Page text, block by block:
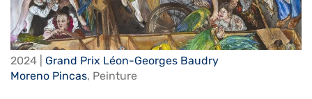
2024 | Grand Prix Léon-Georges Baudry
Moreno Pincas, Peinture